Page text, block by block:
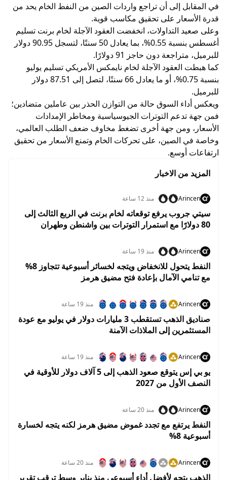
في المقابل إلى أن تراجع واردات الصين من النفط الخام يحد من
قدرة الأسعار على تحقيق مكاسب قوية.
وعلى صعيد التداولات، انخفضت العقود الآجلة لخام برنت تسليم
أغسطس بنسبة 0.55%، بما يعادل 50 سنتًا، لتسجل 90.95 دولار
للبرميل، متراجعة دون حاجز 91 دولارًا.
كما هبطت العقود الآجلة لخام نايمكس الأمريكي تسليم يوليو
بنسبة 0.75%، أو ما يعادل 66 سنتًا، لتصل إلى 87.51 دولار
للبرميل.
ويعكس أداء السوق حالة من التوازن الحذر بين عاملين متضادين؛
فمن جهة تدعم التوترات الجيوسياسية ومخاطر الإمدادات
الأسعار، ومن جهة أخرى تضغط مخاوف ضعف الطلب العالمي،
وخاصة في الصين، على تحركات الخام وتمنع الأسعار من تحقيق
ارتفاعات أوسع.
المزيد من الاخبار
Arincen منذ 12 ساعة
سيتي جروب يرفع توقعاته لخام برنت في الربع الثالث إلى
80 دولارًا مع استمرار التوترات بين واشنطن وطهران
Arincen منذ 19 ساعة
النفط يتحول للانخفاض ويتجه لخسائر أسبوعية تتجاوز 8%
مع تنامي الآمال بإعادة فتح مضيق هرمز
Arincen منذ 19 ساعة
صناديق الذهب تستقطب 3 مليارات دولار في يوليو مع عودة
المستثمرين إلى الملاذات الآمنة
Arincen منذ 19 ساعة
يو بي إس يتوقع صعود الذهب إلى 5 آلاف دولار للأوقية في
النصف الأول من 2027
Arincen منذ 20 ساعة
النفط يرتفع مع تجدد غموض مضيق هرمز لكنه يتجه لخسارة
أسبوعية 8%
Arincen منذ 20 ساعة
الذهب يتجه لأفضل أداء أسبوعي منذ يناير وسط ترقب تقرير